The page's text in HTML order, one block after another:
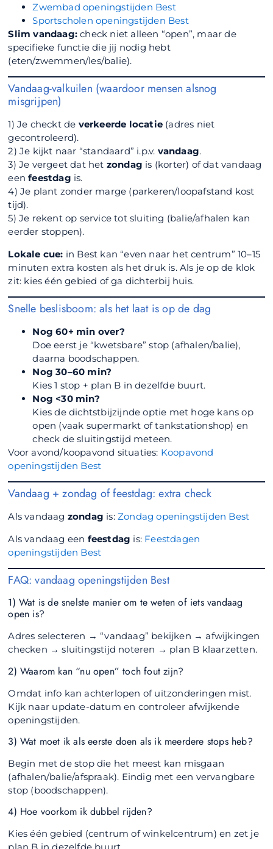
Zwembad openingstijden Best
Sportscholen openingstijden Best
Slim vandaag: check niet alleen “open”, maar de
specifieke functie die jij nodig hebt
(eten/zwemmen/les/balie).
Vandaag-valkuilen (waardoor mensen alsnog
misgrijpen)
1) Je checkt de verkeerde locatie (adres niet
gecontroleerd).
2) Je kijkt naar “standaard” i.p.v. vandaag.
3) Je vergeet dat het zondag is (korter) of dat vandaag
eenfeestdag is.
4) Je plant zonder marge (parkeren/loopafstand kost
tijd).
5) Je rekent op service tot sluiting (balie/afhalen kan
eerder stoppen).
Lokale cue: in Best kan “even naar het centrum” 10–15
minuten extra kosten als het druk is. Als je op de klok
zit: kies één gebied of ga dichterbij huis.
Snelle beslisboom: als het laat is op de dag
Nog 60+ min over?
Doe eerst je “kwetsbare” stop (afhalen/balie),
daarna boodschappen.
Nog 30–60 min?
Kies 1 stop + plan B in dezelfde buurt.
Nog <30 min?
Kies de dichtstbijzijnde optie met hoge kans op
open (vaak supermarkt of tankstationshop) en
check de sluitingstijd meteen.
Voor avond/koopavond situaties: Koopavond
openingstijden Best
Vandaag + zondag of feestdag: extra check
Als vandaag zondag is:Zondag openingstijden Best
Als vandaag een feestdag is: Feestdagen
openingstijden Best
FAQ: vandaag openingstijden Best
1) Wat is de snelste manier om te weten of iets vandaag
open is?
Adres selecteren → “vandaag” bekijken → afwijkingen
checken → sluitingstijd noteren → plan B klaarzetten.
2) Waarom kan “nu open” toch fout zijn?
Omdat info kan achterlopen of uitzonderingen mist.
Kijk naar update-datum en controleer afwijkende
openingstijden.
3) Wat moet ik als eerste doen als ik meerdere stops heb?
Begin met de stop die het meest kan misgaan
(afhalen/balie/afspraak). Eindig met een vervangbare
stop (boodschappen).
4) Hoe voorkom ik dubbel rijden?
Kies één gebied (centrum of winkelcentrum) en zet je